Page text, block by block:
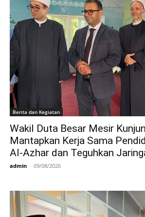
Berita dan Kegiatan
Wakil Duta Besar Mesir
Mantapkan Kerja Sama
Al-Azhar dan Teguhkan
admin - 09/08/2026